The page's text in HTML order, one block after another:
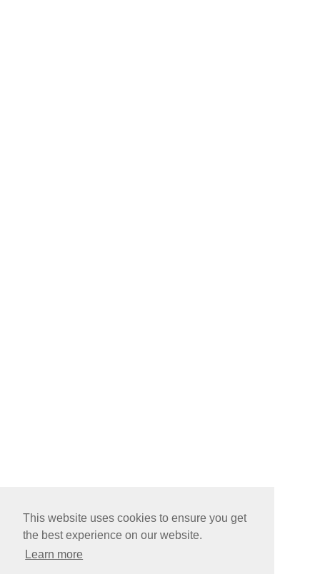
This website uses cookies to ensure you get
the best experience on our website.
Learn more